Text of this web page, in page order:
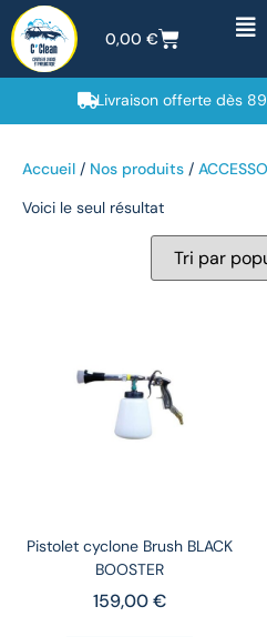
0,00 €
Livraison offerte dès
Accueil / Nos produits /
Voici le seul résultat
Pistolet cyclone Brush BLACK
BOOSTER
159,00€